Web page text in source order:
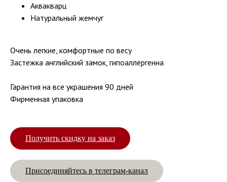
Аквакварц
Натуральный жемчуг
Очень легкие, комфортные по весу
Застежка английский замок, гипоаллергенна
Гарантия на все украшения 90 дней
Фирменная упаковка
Получить скидку на заказ
Присоединяйтесь в телеграм-канал